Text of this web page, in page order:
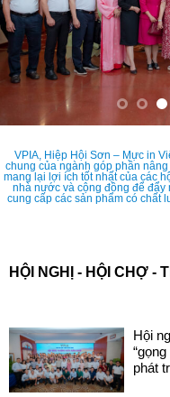
VPIA, Hiệp Hội Sơn – Mực in
chung của ngành góp phần
mang lại lợi ích tốt nhất của các
nhà nước và cộng đồng để đẩy
cung cấp các sản phẩm có chất
HỘI NGHỊ - HỘI CHỢ -
Hội
phát